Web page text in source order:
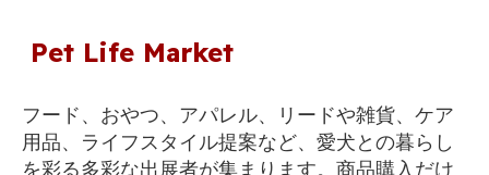
Pet Life Market
フード、おやつ、アパレル、リードや雑貨、ケア
用品、ライフスタイル提案など、愛犬との暮らし
を彩る多彩な出展者が集まります。商品購入だけ